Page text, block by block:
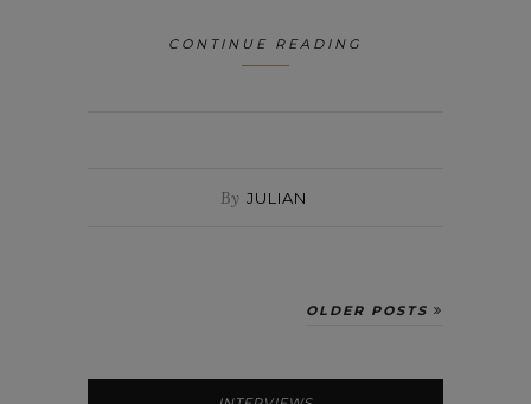
CONTINUE READING
By JULIAN
OLDER POSTS